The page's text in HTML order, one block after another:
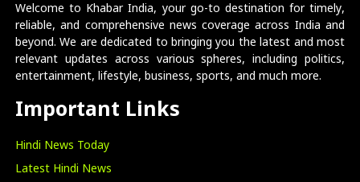
Welcome to Khabar India, your go-to destination for timely,
reliable, and comprehensive news coverage across India and
beyond. We are dedicated to bringing you the latest and most
relevant updates across various spheres, including politics,
entertainment, lifestyle, business, sports, and much more.
Important Links
Hindi News Today
Latest Hindi News